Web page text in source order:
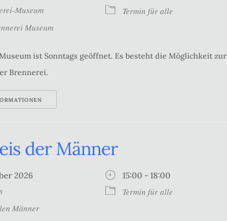
Museum
Termin für alle
Museum
ist Sonntags geöffnet. Es besteht die Möglichkeit zur
Brennerei.
der Männer
2026 15:00 - 18:00
Termin für alle
Männer